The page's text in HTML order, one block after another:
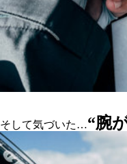
そして気づいた…“腕